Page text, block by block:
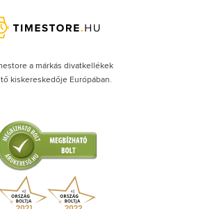
a márkás divatkellékek
kiskereskedője Európában.